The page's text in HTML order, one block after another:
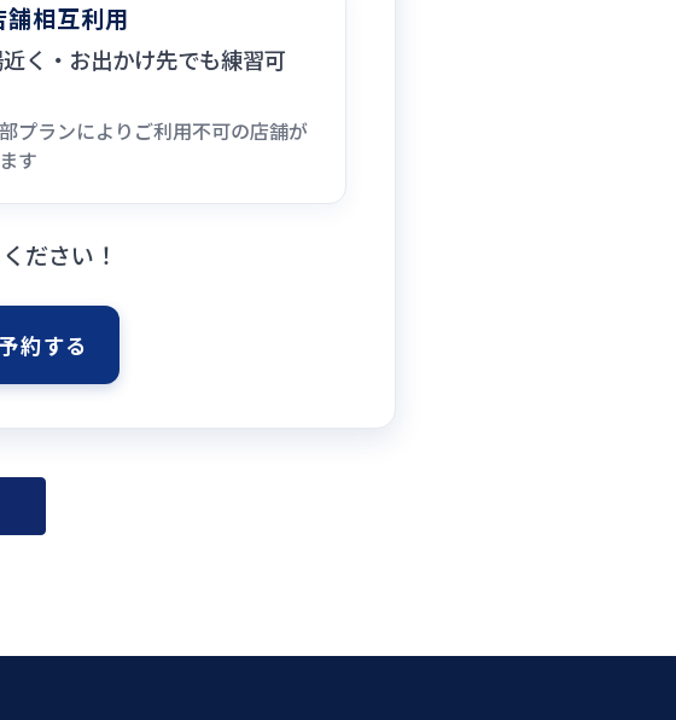
舗相互利用
く・お出かけ先でも練習可
プランによりご利用不可の店舗が
す
ださい！
約する